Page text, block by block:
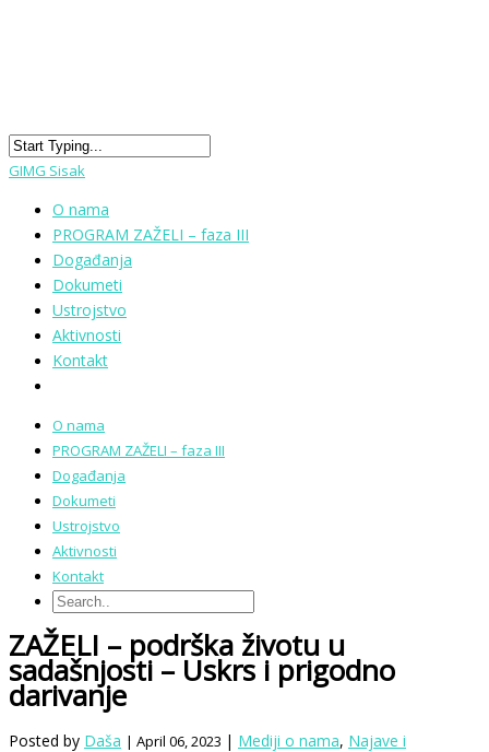
GIMG Sisak
O nama
PROGRAM ZAŽELI – faza III
Događanja
Dokumeti
Ustrojstvo
Aktivnosti
Kontakt
O nama
PROGRAM ZAŽELI – faza III
Događanja
Dokumeti
Ustrojstvo
Aktivnosti
Kontakt
ZAŽELI – podrška životu u
sadašnjosti – Uskrs i prigodno
darivanje
Posted by Daša | April 06, 2023 | Mediji o nama, Najave i